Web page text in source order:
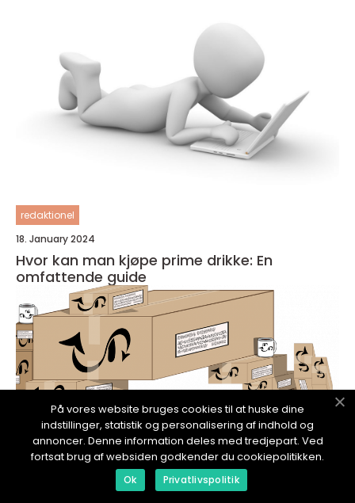
redaktionel
18. January 2024
Hvor kan man kjøpe prime drikke: En
omfattende guide
På vores website bruges cookies til at huske dine
indstillinger, statistik og personalisering af indhold og
annoncer. Denne information deles med tredjepart. Ved
fortsat brug af websiden godkender du cookiepolitikken.
Ok Privatlivspolitik